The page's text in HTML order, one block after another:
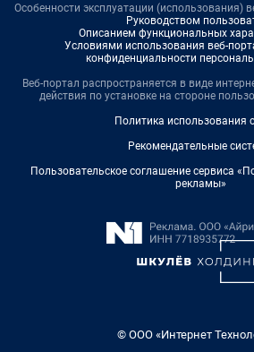
Особенности эксплуатации (использования)
Руководством
Описанием функциональных
Условиями использования веб-
конфиденциальности
Веб-портал распространяется в виде
действия по установке на стороне
Политика использования
Рекомендательные
Пользовательское соглашение сервиса
рекламы»
© ООО «Интернет